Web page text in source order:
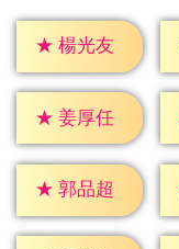
★ 楊光友
★ 姜厚任
★ 郭品超